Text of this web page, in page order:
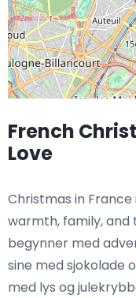
French
Love
Christmas in France
warmth, family, and
begynner med
sine med sjokolade
med lys og